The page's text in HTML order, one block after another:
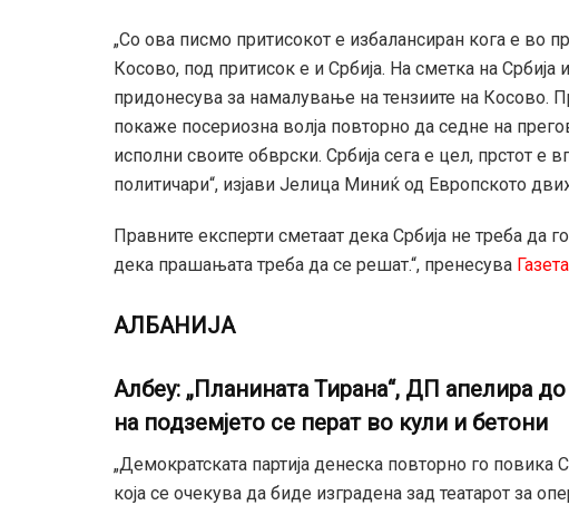
„Со ова писмо притисокот е избалансиран кога е во
Косово, под притисок е и Србија. На сметка на
придонесува за намалување на тензиите на Косово.
покаже посериозна волја повторно да седне на
исполни своите обврски. Србија сега е цел, прстот е
политичари“, изјави Јелица Миниќ од Европското
Правните експерти сметаат дека Србија не треба да
дека прашањата треба да се решат.“, пренесува
АЛБАНИЈА
Албеу: „Планината Тирана“, ДП апелира
на подземјето се перат во кули и бетони
„Демократската партија денеска повторно го повика
која се очекува да биде изградена зад театарот за